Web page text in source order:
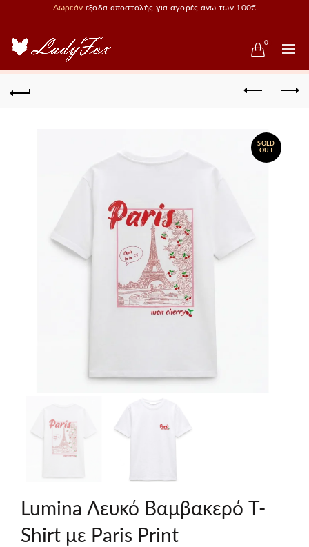
Δωρεάν έξοδα αποστολής για αγορές άνω των 100€
0
SOLD
OUT
Lumina Λευκό Βαμβακερό T-
Shirt με Paris Print